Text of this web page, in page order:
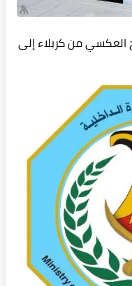
من كربلاء إلى